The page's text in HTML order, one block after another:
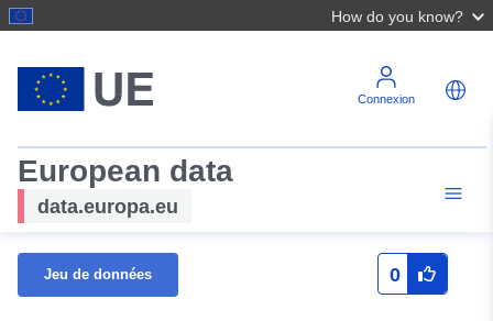
How do you know?
Connexion
European data
data.europa.eu
Jeu de données 0